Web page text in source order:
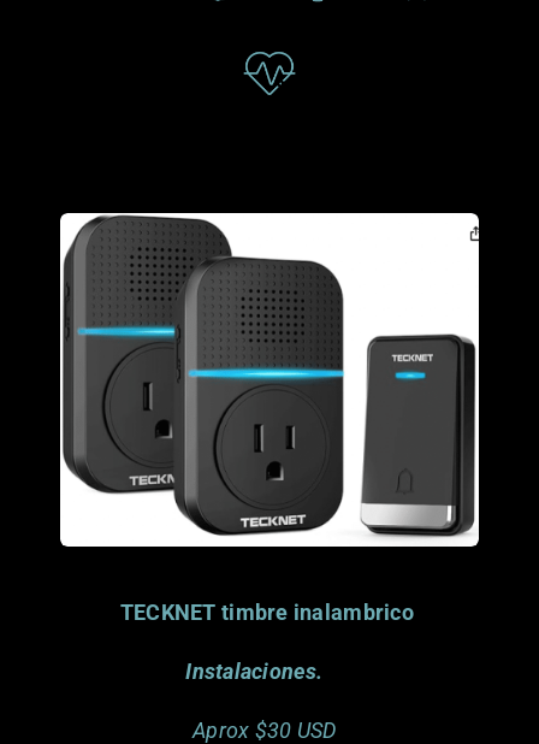
Porfavor considera
donar este articulo.
Gracias.
TECKNET timbre inalambrico
Instalaciones.
Aprox $30 USD